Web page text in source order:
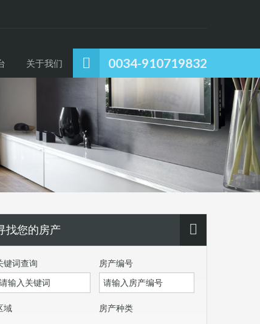
0034-910719832
关于我们
找您的房产
键词查询 房产编号
域 房产种类